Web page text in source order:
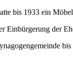
bis 1933 ein
Einbürgerung der